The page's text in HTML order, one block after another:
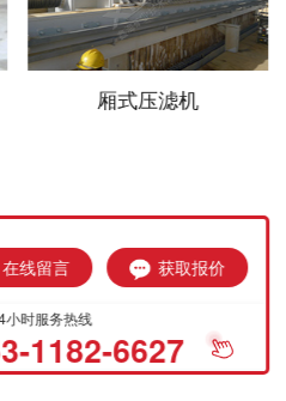
厢式压滤机
在线留言 获取报价
小时服务热线
1182-6627